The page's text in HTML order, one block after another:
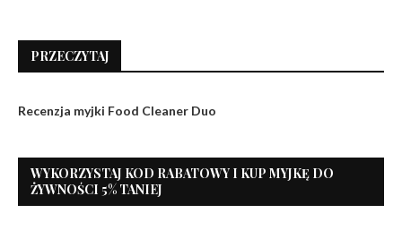
PRZECZYTAJ
Recenzja myjki Food Cleaner Duo
WYKORZYSTAJ KOD RABATOWY I KUP MYJKĘ DO
ŻYWNOŚCI 5% TANIEJ